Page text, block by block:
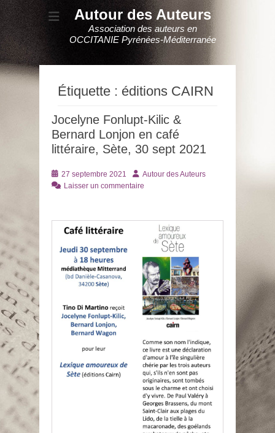
Autour des Auteurs
Association des auteurs en
OCCITANIE Pyrénées-Méditerranée
Étiquette : éditions CAIRN
Jocelyne Fonlupt-Kilic &
Bernard Lonjon en café
littéraire, Sète, 30 sept 2021
Posté
le
27 septembre 2021 AuteurAutour des Auteurs
Laisser un commentaire